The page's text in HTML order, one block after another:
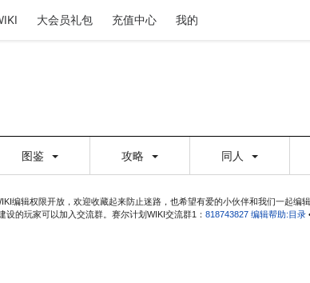
大会员礼包 充值中心 我的
图鉴 攻略 同人
编辑权限开放，欢迎收藏起来防止迷路，也希望有爱的小伙伴和我们一起编
设的玩家可以加入交流群。赛尔计划WIKI交流群1： 818743827 编辑帮助:目录